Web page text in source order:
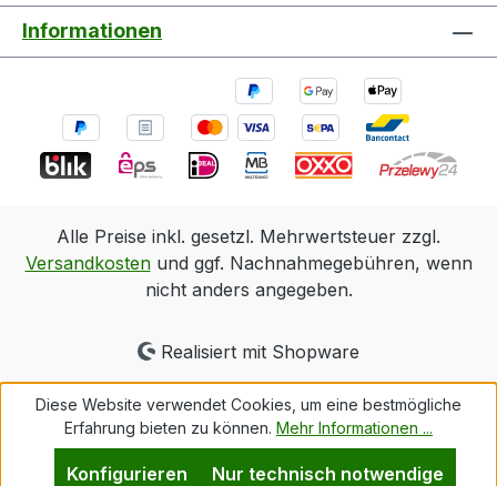
Informationen
Alle Preise inkl. gesetzl. Mehrwertsteuer zzgl.
Versandkostenund ggf. Nachnahmegebühren, wenn
nicht anders angegeben.
Realisiert mit Shopware
Diese Website verwendet Cookies, um eine bestmögliche
Erfahrung bieten zu können. Mehr Informationen ...
Nur technisch notwendige
Konfigurieren